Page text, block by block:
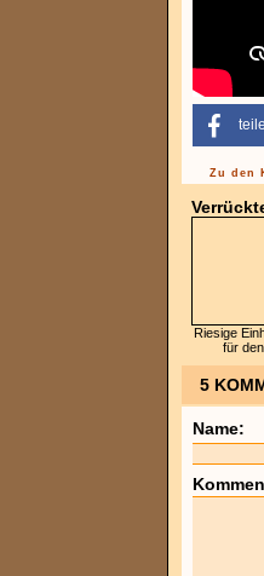
Zu den
Riesige
für
5
Name: